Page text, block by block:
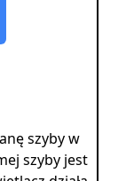
szyby w
szyby jest